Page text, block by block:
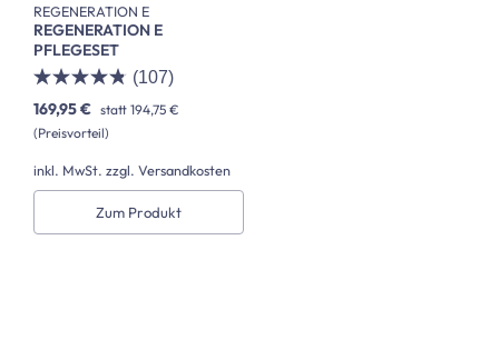
REGENERATION E
REGENERATION E
PFLEGESET
(107)
169,95 € statt 194,75 €
(Preisvorteil)
inkl. MwSt. zzgl. Versandkosten
Zum Produkt